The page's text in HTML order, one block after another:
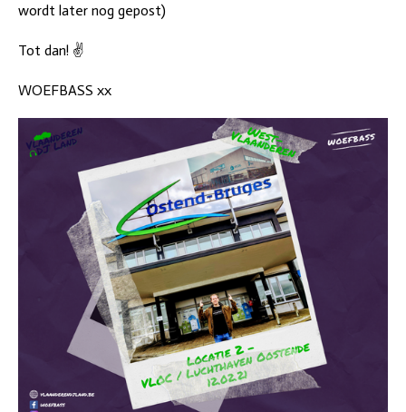
wordt later nog gepost)
Tot dan! ✌️
WOEFBASS xx